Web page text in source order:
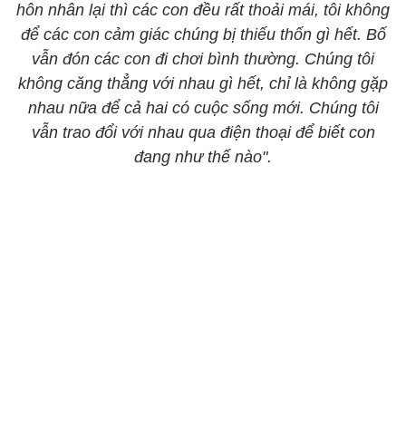
hôn nhân lại thì các con đều rất thoải mái, tôi không
để các con cảm giác chúng bị thiếu thốn gì hết. Bố
vẫn đón các con đi chơi bình thường. Chúng tôi
không căng thẳng với nhau gì hết, chỉ là không gặp
nhau nữa để cả hai có cuộc sống mới. Chúng tôi
vẫn trao đổi với nhau qua điện thoại để biết con
đang như thế nào".